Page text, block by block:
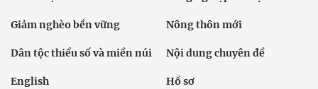
Giảm nghèo bền vững Nông thôn mới
Dân tộc thiểu số và miền núi Nội dung chuyên đề
English Hồ sơ